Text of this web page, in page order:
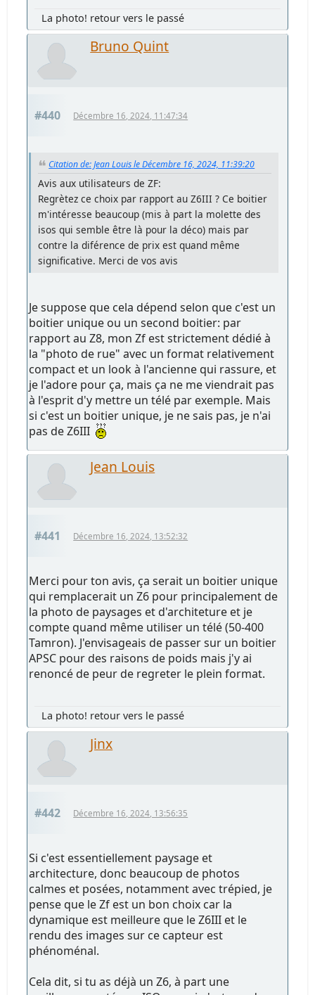
La photo! retour vers le passé
Bruno Quint
#440 Décembre 16, 2024, 11:47:34
Citation de: Jean Louis le Décembre 16, 2024, 11:39:20
Avis aux utilisateurs de ZF:
Regrètez ce choix par rapport au Z6III ? Ce boitier
m'intéresse beaucoup (mis à part la molette des
isos qui semble être là pour la déco) mais par
contre la diférence de prix est quand même
significative. Merci de vos avis
Je suppose que cela dépend selon que c'est un
boitier unique ou un second boitier: par
rapport au Z8, mon Zf est strictement dédié à
la "photo de rue" avec un format relativement
compact et un look à l'ancienne qui rassure, et
je l'adore pour ça, mais ça ne me viendrait pas
à l'esprit d'y mettre un télé par exemple. Mais
si c'est un boitier unique, je ne sais pas, je n'ai
pas de Z6III
Jean Louis
#441 Décembre 16, 2024, 13:52:32
Merci pour ton avis, ça serait un boitier unique
qui remplacerait un Z6 pour principalement de
la photo de paysages et d'architeture et je
compte quand même utiliser un télé (50-400
Tamron). J'envisageais de passer sur un boitier
APSC pour des raisons de poids mais j'y ai
renoncé de peur de regreter le plein format.
La photo! retour vers le passé
Jinx
#442 Décembre 16, 2024, 13:56:35
Si c'est essentiellement paysage et
architecture, donc beaucoup de photos
calmes et posées, notamment avec trépied, je
pense que le Zf est un bon choix car la
dynamique est meilleure que le Z6III et le
rendu des images sur ce capteur est
phénoménal.
Cela dit, si tu as déjà un Z6, à part une